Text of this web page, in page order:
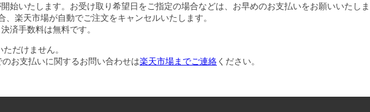
始いたします。お受け取り希望日をご指定の場合などは、お早めのお支払いをお願いいたし
楽天市場が自動でご注文をキャンセルいたします。
済手数料は無料です。
だけません。
お支払いに関するお問い合わせは楽天市場までご連絡ください。